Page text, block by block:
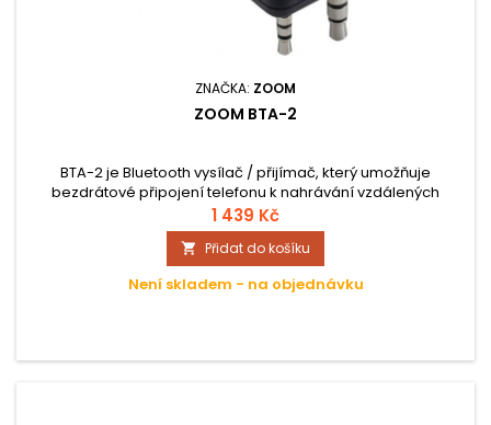
ZNAČKA: ZOOM
ZOOM BTA-2
BTA-2 je Bluetooth vysílač / přijímač, který umožňuje
bezdrátové připojení telefonu k nahrávání vzdálených
rozhovorů. Po připojení můžete použít jakoukoli aplikaci, jako
je Skype, Zoom, Telefon a mnoho dalších, aby přivedli
vzdálené hosty na pohovor pro váš podcast.
1 439 Kč
 Přidat do košíku
Není skladem - na objednávku